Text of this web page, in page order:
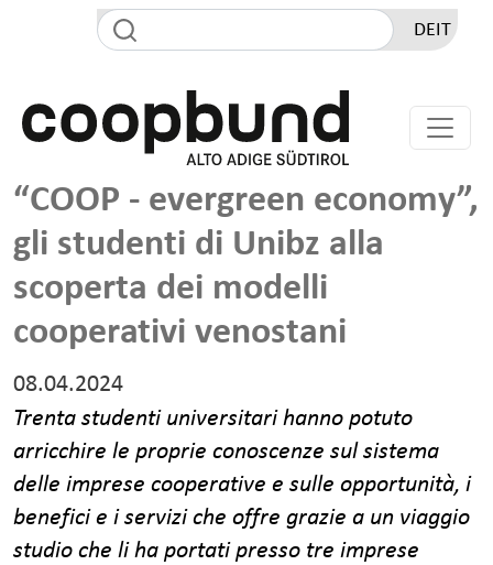
Salta al contenuto principale
DEIT
“COOP - evergreen economy”,
gli studenti di Unibz alla
scoperta dei modelli
cooperativi venostani
08.04.2024
Trenta studenti universitari hanno potuto
arricchire le proprie conoscenze sul sistema
delle imprese cooperative e sulle opportunità, i
benefici e i servizi che offre grazie a un viaggio
studio che li ha portati presso tre imprese